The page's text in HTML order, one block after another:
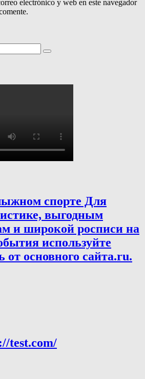
electrónico y web en este navegador
спорте Для
выгодным
и широкой росписи на
используйте
от основного сайта.ru.
test.com/